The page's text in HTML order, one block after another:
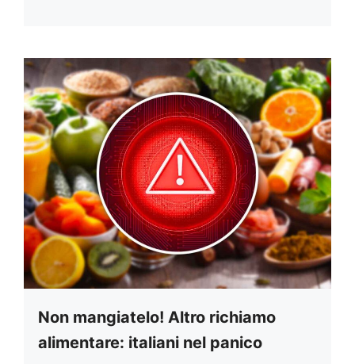
Non mangiatelo! Altro richiamo
alimentare: italiani nel panico